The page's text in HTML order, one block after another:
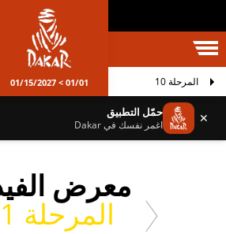
داكار
01/01 > 01/15/2027 المرحلة 10
✕ حمّل التطبيق
اغمر نفسك في Dakar
معرض
المرحلة 11